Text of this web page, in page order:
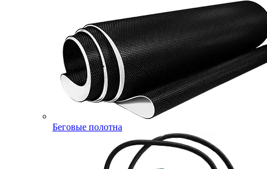
Беговые полотна